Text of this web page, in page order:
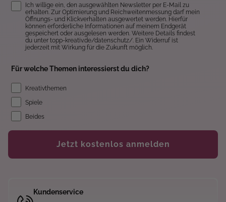
Einwilligung
Ich willige ein, den ausgewählten Newsletter per E-Mail zu
erhalten. Zur Optimierung und Reichweitenmessung darf mein
Öffnungs- und Klickverhalten ausgewertet werden. Hierfür
können erforderliche Informationen auf meinem Endgerät
gespeichert oder ausgelesen werden. Weitere Details findest
du unter topp-kreativ.de/datenschutz/. Ein Widerruf ist
jederzeit mit Wirkung für die Zukunft möglich.
Für welche Themen interessierst du dich?
Kreativthemen
Spiele
Beides
Jetzt kostenlos anmelden
Kundenservice